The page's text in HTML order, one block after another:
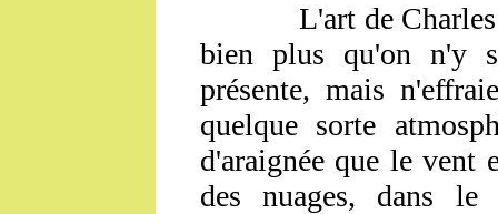
L'art de Charles
bien plus qu'on n'y
présente, mais
quelque sorte
d'araignée que le vent
des nuages, dans